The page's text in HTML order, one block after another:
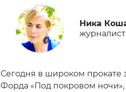
Ника
журналист
Сегодня в широком прокате
Форда «Под покровом